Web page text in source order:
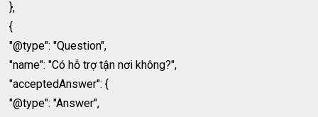
},
{
"@type": "Question",
"name": "Có hỗ trợ tận nơi không?",
"acceptedAnswer": {
"@type": "Answer",